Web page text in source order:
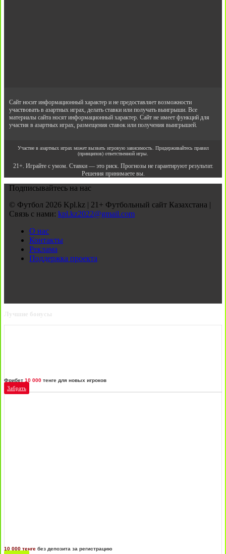
Сайт носит информационный характер и не предоставляет возможности
участвовать в азартных играх, делать ставки или получать выигрыши. Все
материалы сайта носят информационный характер. Сайт не имеет функций для
участия в азартных играх, размещения ставок или получения выигрышей.
Участие в азартных играх может вызвать игровую зависимость. Придерживайтесь правил
(принципов) ответственной игры.
21+. Играйте с умом. Ставки — это риск. Прогнозы не гарантируют результат.
Решения принимаете вы.
Подписывайтесь на нас
© Футбол 2026 Kpl.kz | 21+ Футбольный сайт Казахстана |
Связь с нами: kpl.kz2022@gmail.com
О нас
Контакты
Реклама
Поддержка проекта
Лучшие бонусы
Фрибет 10 000 тенге для новых игроков
Забрать
10 000 тенге без депозита за регистрацию